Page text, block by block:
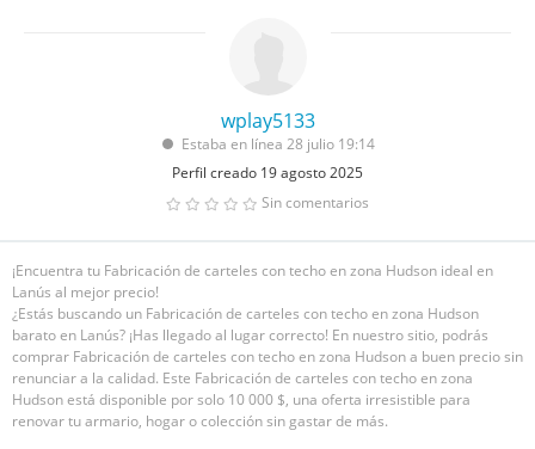
wplay5133
Estaba en línea 28 julio 19:14
Perfil creado 19 agosto 2025
Sin comentarios
¡Encuentra tu Fabricación de carteles con techo en zona Hudson ideal en
Lanús al mejor precio!
¿Estás buscando un Fabricación de carteles con techo en zona Hudson
barato en Lanús? ¡Has llegado al lugar correcto! En nuestro sitio, podrás
comprar Fabricación de carteles con techo en zona Hudson a buen precio sin
renunciar a la calidad. Este Fabricación de carteles con techo en zona
Hudson está disponible por solo 10 000 $, una oferta irresistible para
renovar tu armario, hogar o colección sin gastar de más.